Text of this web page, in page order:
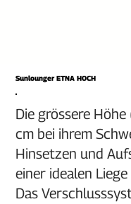
Sunlounger ETNA HOCH
Die grössere
cm bei ihrem
Hinsetzen und
einer idealen
Das